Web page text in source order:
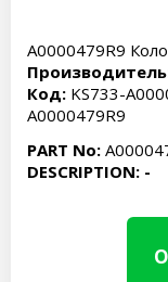
A0000479R9
Код: KS733-
A0000479R9
PART No:
DESCRIPTION: -